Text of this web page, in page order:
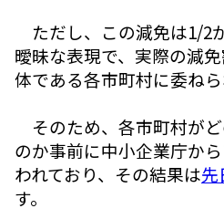
ただし、この減免は1/2
曖昧な表現で、実際の減
体である各市町村に委ねら
そのため、各市町村が
のか事前に中小企業庁か
われており、その結果は先
す。